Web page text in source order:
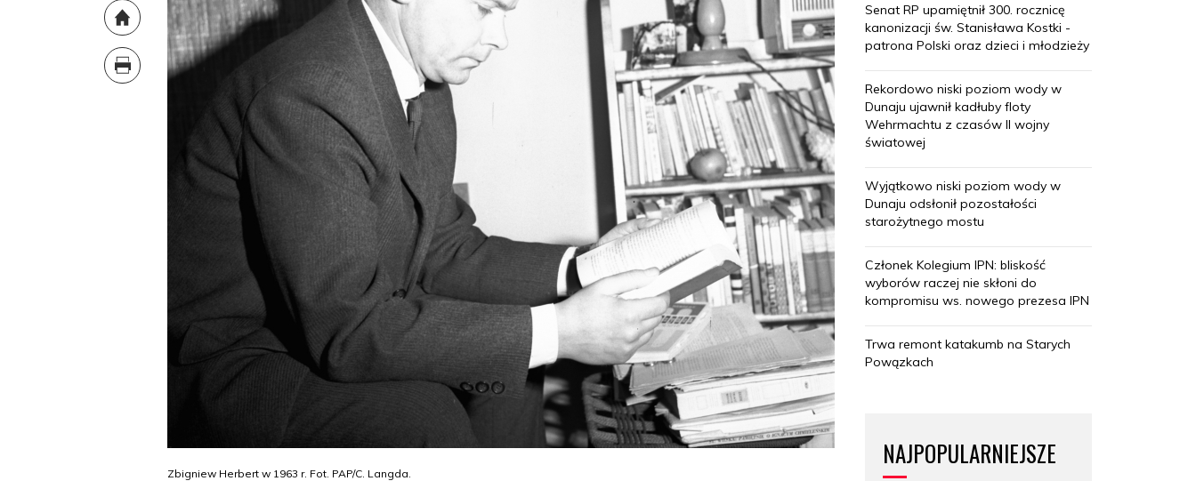
Zbigniew Herbert w 1963 r. Fot. PAP/C. Langda.
Senat RP upamiętnił 300. rocznicę
kanonizacji św. Stanisława Kostki -
patrona Polski oraz dzieci i młodzieży
Rekordowo niski poziom wody w
Dunaju ujawnił kadłuby floty
Wehrmachtu z czasów II wojny
światowej
Wyjątkowo niski poziom wody w
Dunaju odsłonił pozostałości
starożytnego mostu
Członek Kolegium IPN: bliskość
wyborów raczej nie skłoni do
kompromisu ws. nowego prezesa IPN
Trwa remont katakumb na Starych
Powązkach
NAJPOPULARNIEJSZE